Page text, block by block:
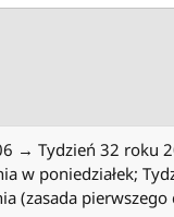
→ Tydzień 32 roku
w poniedziałek;
(zasada pierwszego